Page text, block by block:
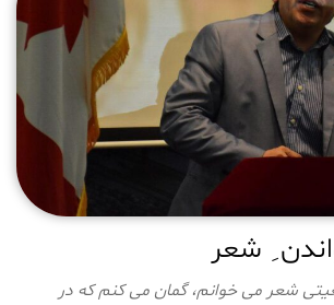
شعر
شعر می خوانم، گمان می کنم که در